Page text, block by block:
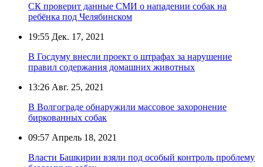
СК проверит данные СМИ о нападении собак на
ребёнка под Челябинском
19:55 Дек. 17, 2021
В Госдуму внесли проект о штрафах за нарушение
правил содержания домашних животных
13:26 Авг. 25, 2021
В Волгограде обнаружили массовое захоронение
биркованных собак
09:57 Апрель 18, 2021
Власти Башкирии взяли под особый контроль проблему